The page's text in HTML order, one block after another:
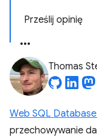
Prześlij opinię
Thomas
Web SQL
przechowywanie